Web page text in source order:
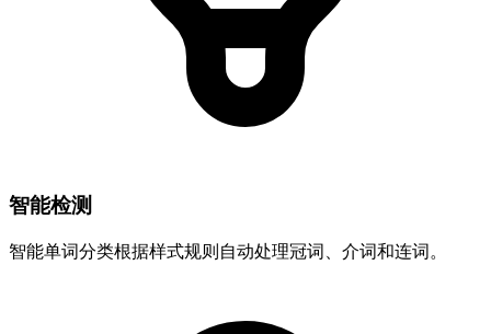
智能检测
智能单词分类根据样式规则自动处理冠词、介词和连词。